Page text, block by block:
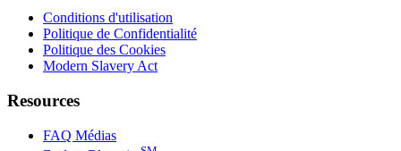
Conditions d'utilisation
Politique de Confidentialité
Politique des Cookies
Modern Slavery Act
Resources
FAQ Médias